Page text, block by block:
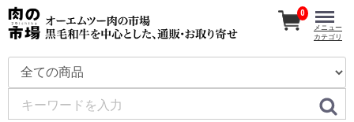
0
メニュー
カテゴリ